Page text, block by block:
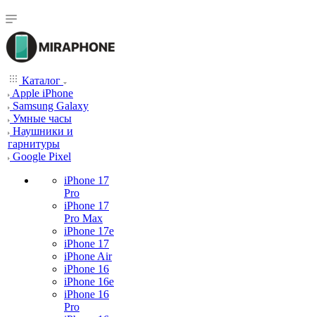
Каталог
Apple iPhone
Samsung Galaxy
Умные часы
Наушники и
гарнитуры
Google Pixel
iPhone 17
Pro
iPhone 17
Pro Max
iPhone 17e
iPhone 17
iPhone Air
iPhone 16
iPhone 16e
iPhone 16
Pro